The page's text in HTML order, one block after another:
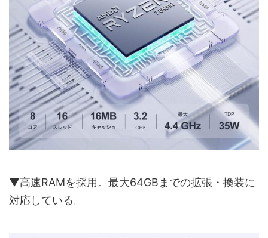
▼高速RAMを採用。最大64GBまでの拡張・換装に
対応している。